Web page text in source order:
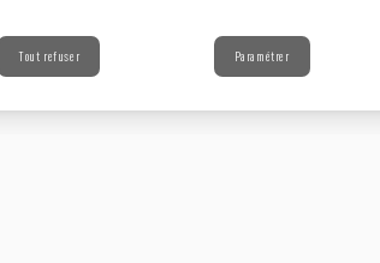
Tout refuser Paramétrer